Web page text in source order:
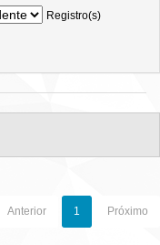
Registro(s)
Anterior 1 Próximo